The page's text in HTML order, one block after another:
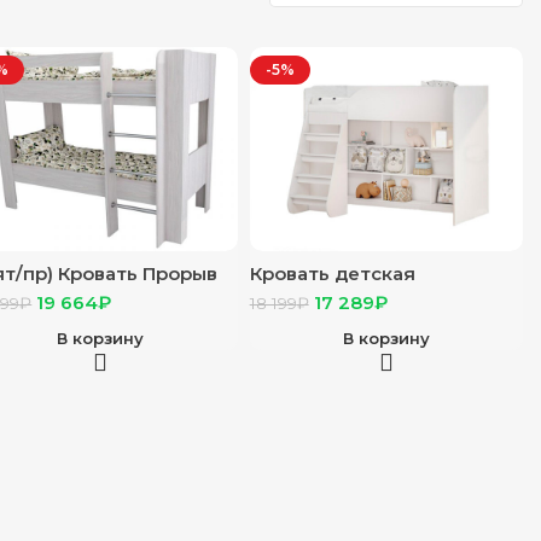
пр) Кровать Прорыв
800*1900 (
₽ 19 664₽
В корзину
-5%
Кровать детская
универсальная КР-07
18 199₽ 17 289₽
В корзину